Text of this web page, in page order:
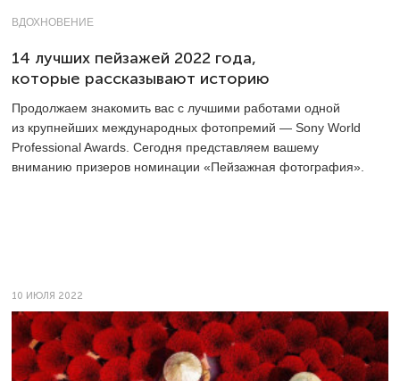
ВДОХНОВЕНИЕ
14 лучших пейзажей 2022 года,
которые рассказывают историю
Продолжаем знакомить вас с лучшими работами одной
из крупнейших международных фотопремий — Sony World
Professional Awards. Сегодня представляем вашему
вниманию призеров номинации «Пейзажная фотография».
10 ИЮЛЯ 2022